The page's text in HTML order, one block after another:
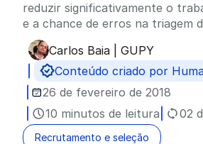
reduzir significativamente o
e a chance de erros na triagem
Publicado por
Carlos Baia | GUPY
Conteúdo criado por
26 de fevereiro de 2018
10 minutos de leitura
02
Recrutamento e seleção